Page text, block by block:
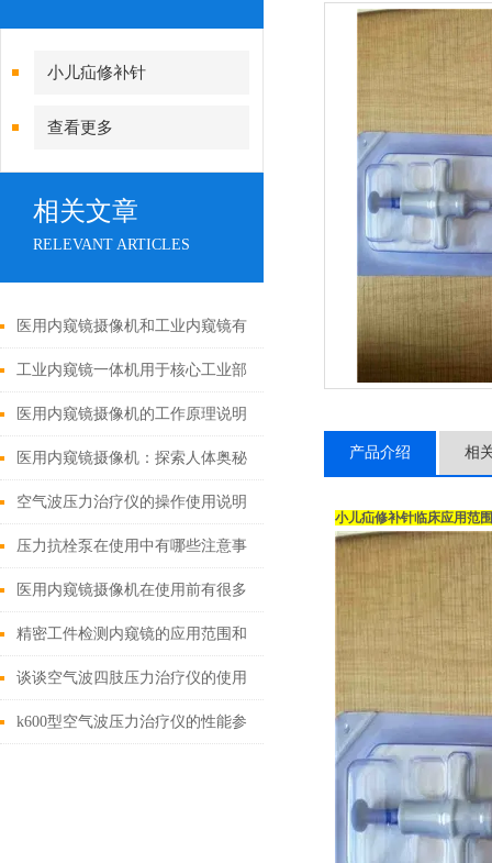
小儿疝修补针
查看更多
相关文章
RELEVANT ARTICLES
医用内窥镜摄像机和工业内窥镜有
哪些区别?
工业内窥镜一体机用于核心工业部
门无损检测
医用内窥镜摄像机的工作原理说明
医用内窥镜摄像机：探索人体奥秘
的神奇之眼
空气波压力治疗仪的操作使用说明
压力抗栓泵在使用中有哪些注意事
项？
医用内窥镜摄像机在使用前有很多
需要注意的细节
精密工件检测内窥镜的应用范围和
参数
谈谈空气波四肢压力治疗仪的使用
注意事项
k600型空气波压力治疗仪的性能参
产品介绍 相
小儿疝修补针临床应用范